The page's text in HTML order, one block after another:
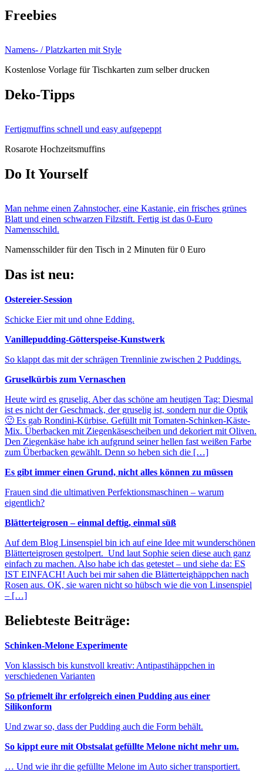
Freebies
Namens- / Platzkarten mit Style
Kostenlose Vorlage für Tischkarten zum selber drucken
Deko-Tipps
Fertigmuffins schnell und easy aufgepeppt
Rosarote Hochzeitsmuffins
Do It Yourself
Man nehme einen Zahnstocher, eine Kastanie, ein frisches grünes
Blatt und einen schwarzen Filzstift. Fertig ist das 0-Euro
Namensschild.
Namensschilder für den Tisch in 2 Minuten für 0 Euro
Das ist neu:
Ostereier-Session
Schicke Eier mit und ohne Edding.
Vanillepudding-Götterspeise-Kunstwerk
So klappt das mit der schrägen Trennlinie zwischen 2 Puddings.
Gruselkürbis zum Vernaschen
Heute wird es gruselig. Aber das schöne am heutigen Tag: Diesmal
ist es nicht der Geschmack, der gruselig ist, sondern nur die Optik
🙂 Es gab Rondini-Kürbise. Gefüllt mit Tomaten-Schinken-Käste-
Mix. Überbacken mit Ziegenkäsescheiben und dekoriert mit Oliven.
Den Ziegenkäse habe ich aufgrund seiner hellen fast weißen Farbe
zum Überbacken gewählt. Denn so heben sich die […]
Es gibt immer einen Grund, nicht alles können zu müssen
Frauen sind die ultimativen Perfektionsmaschinen – warum
eigentlich?
Blätterteigrosen – einmal deftig, einmal süß
Auf dem Blog Linsenspiel bin ich auf eine Idee mit wunderschönen
Blätterteigrosen gestolpert. Und laut Sophie seien diese auch ganz
einfach zu machen. Also habe ich das getestet – und siehe da: ES
IST EINFACH! Auch bei mir sahen die Blätterteighäppchen nach
Rosen aus. OK, sie waren nicht so hübsch wie die von Linsenspiel
– […]
Beliebteste Beiträge:
Schinken-Melone Experimente
Von klassisch bis kunstvoll kreativ: Antipastihäppchen in
verschiedenen Varianten
So pfriemelt ihr erfolgreich einen Pudding aus einer
Silikonform
Und zwar so, dass der Pudding auch die Form behält.
So kippt eure mit Obstsalat gefüllte Melone nicht mehr um.
… Und wie ihr die gefüllte Melone im Auto sicher transportiert.